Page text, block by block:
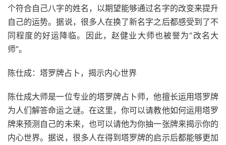
个符合自己八字的姓名，以期望能够通过名字的改变来提升
自己的运势。据说，很多人在换了新名字之后都感受到了不
同程度的好运降临。因此，赵健业大师也被誉为“改名大
师”。
陈仕成：塔罗牌占卜，揭示内心世界
陈仕成大师是一位专业的塔罗牌占卜师，他擅长运用塔罗牌
为人们解答命运之谜。在这里，你可以请教他如何运用塔罗
牌来预测自己的未来，也可以请他为你抽一张牌来揭示你的
内心世界。据说，很多人在得到塔罗牌的启示后都能够更加